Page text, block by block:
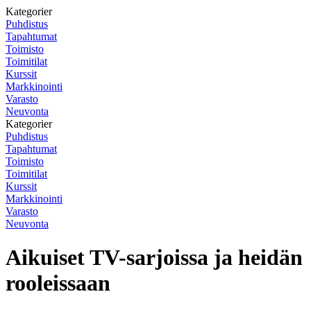
Kategorier
Puhdistus
Tapahtumat
Toimisto
Toimitilat
Kurssit
Markkinointi
Varasto
Neuvonta
Kategorier
Puhdistus
Tapahtumat
Toimisto
Toimitilat
Kurssit
Markkinointi
Varasto
Neuvonta
Aikuiset TV-sarjoissa ja heidän
rooleissaan